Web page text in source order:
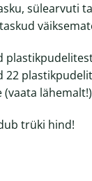
sülearvuti
(vaata lähemalt!)
trüki hind!